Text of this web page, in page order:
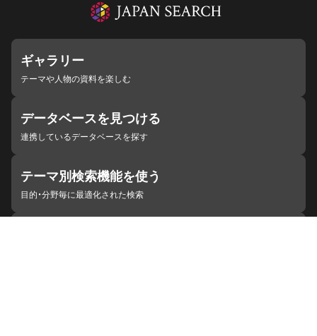
ギャラリー
テーマや人物の資料を楽しむ
データベースを見つける
連携しているデータベースを探す
テーマ別検索機能を使う
目的・分野毎に最適化された検索